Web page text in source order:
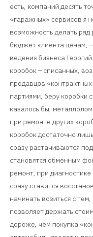
есть, компаний десять
«гаражных» сервисов я
возможность делать
бюджет клиента ценам,
ведения бизнеса
коробок – списанных,
продавцов
партиями, беру коробки
казалось бы,
при ремонте других
коробок достаточно
сразу растачиваются
становятся обменным
ремонт, при
сразу ставится
начинать возиться с
позволяет держать
дороже, чем покупка